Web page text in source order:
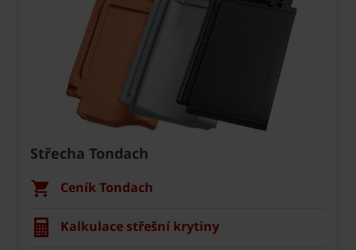
Střecha Tondach
Ceník Tondach
Kalkulace střešní krytiny